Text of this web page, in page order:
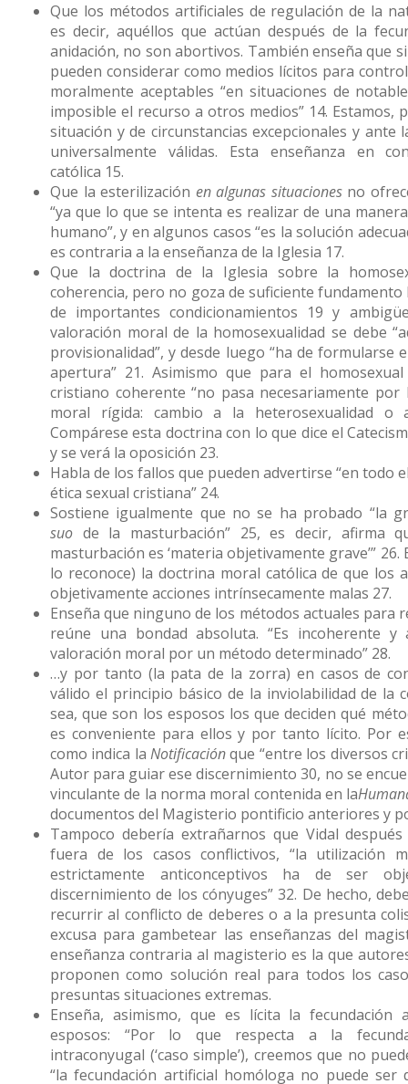
Que los métodos artificiales de regulación de la
es decir, aquéllos que actúan después de la
anidación, no son abortivos. También enseña que
pueden considerar como medios lícitos para
moralmente aceptables “en situaciones de
imposible el recurso a otros medios” 14. Estamos,
situación y de circunstancias excepcionales y ante
universalmente válidas. Esta enseñanza en
católica 15.
Que la esterilización en algunas situacionesno
“ya que lo que se intenta es realizar de una
humano”, y en algunos casos “es la solución
es contraria a la enseñanza de la Iglesia 17.
Que la doctrina de la Iglesia sobre la
coherencia, pero no goza de suficiente fundamento
de importantes condicionamientos 19 y
valoración moral de la homosexualidad se debe
provisionalidad”, y desde luego “ha de formularse
apertura” 21. Asimismo que para el
cristiano coherente “no pasa necesariamente
moral rígida: cambio a la heterosexualidad o
Compárese esta doctrina con lo que dice el
y se verá la oposición 23.
Habla de los fallos que pueden advertirse “en todo
ética sexual cristiana” 24.
Sostiene igualmente que no se ha probado “la
suo de la masturbación” 25, es decir, afirma
masturbación es ‘materia objetivamente grave’” 26.
lo reconoce) la doctrina moral católica de que los
objetivamente acciones intrínsecamente malas 27.
Enseña que ninguno de los métodos actuales para
reúne una bondad absoluta. “Es incoherente y
valoración moral por un método determinado” 28.
…y por tanto (la pata de la zorra) en casos de
válido el principio básico de la inviolabilidad de la
sea, que son los esposos los que deciden qué
es conveniente para ellos y por tanto lícito. Por
como indica laNotificaciónque “entre los diversos
Autor para guiar ese discernimiento 30, no se
vinculante de la norma moral contenida en la
documentos del Magisterio pontificio anteriores y
Tampoco debería extrañarnos que Vidal
fuera de los casos conflictivos, “la utilización
estrictamente anticonceptivos ha de ser
discernimiento de los cónyuges” 32. De hecho,
recurrir al conflicto de deberes o a la presunta
excusa para gambetear las enseñanzas del
enseñanza contraria al magisterio es la que
proponen como solución real para todos los
presuntas situaciones extremas.
Enseña, asimismo, que es lícita la fecundación
esposos: “Por lo que respecta a la
intraconyugal (‘caso simple’), creemos que no
“la fecundación artificial homóloga no puede ser